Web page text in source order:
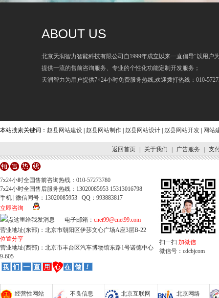
ABOUT US
北京天润智力智能科技有限公司自1999年成立以来一直倡导“以用户
提供一流的售前咨询服务、专业的个性化功能定制开发服务；
天润智力为用户提供7×24小时免费服务热线,欢迎拨打热线：010-
本站搜索关键词： 赵县网站建设 赵县网站制作 赵县网站设计 赵县网站开发 网站
返回首页 关于我们 广告服务 支
7x24小时全国售前咨询热线：010-57273780
7x24小时全国售后服务热线：13020085953 15313016798
手机 | 微信同号：13020085953 QQ：993883817
立即咨询
电子邮箱： cnet99@cnet99.com
营业地址(东部)：北京市朝阳区伊莎文心广场A座3层B-22
位置分享
营业地址(西部)：北京市丰台区汽车博物馆东路1号诺德中心
9-605
扫一扫 加微信
微信号：cdcbjcom
经营性网站
不良信息
北京互联网
北京网络